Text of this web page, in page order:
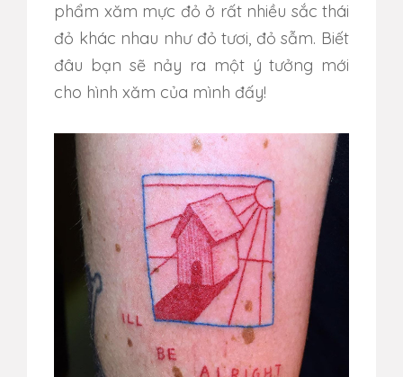
phẩm xăm mực đỏ ở rất nhiều sắc thái
đỏ khác nhau như đỏ tươi, đỏ sẫm. Biết
đâu bạn sẽ nảy ra một ý tưởng mới
cho hình xăm của mình đấy!